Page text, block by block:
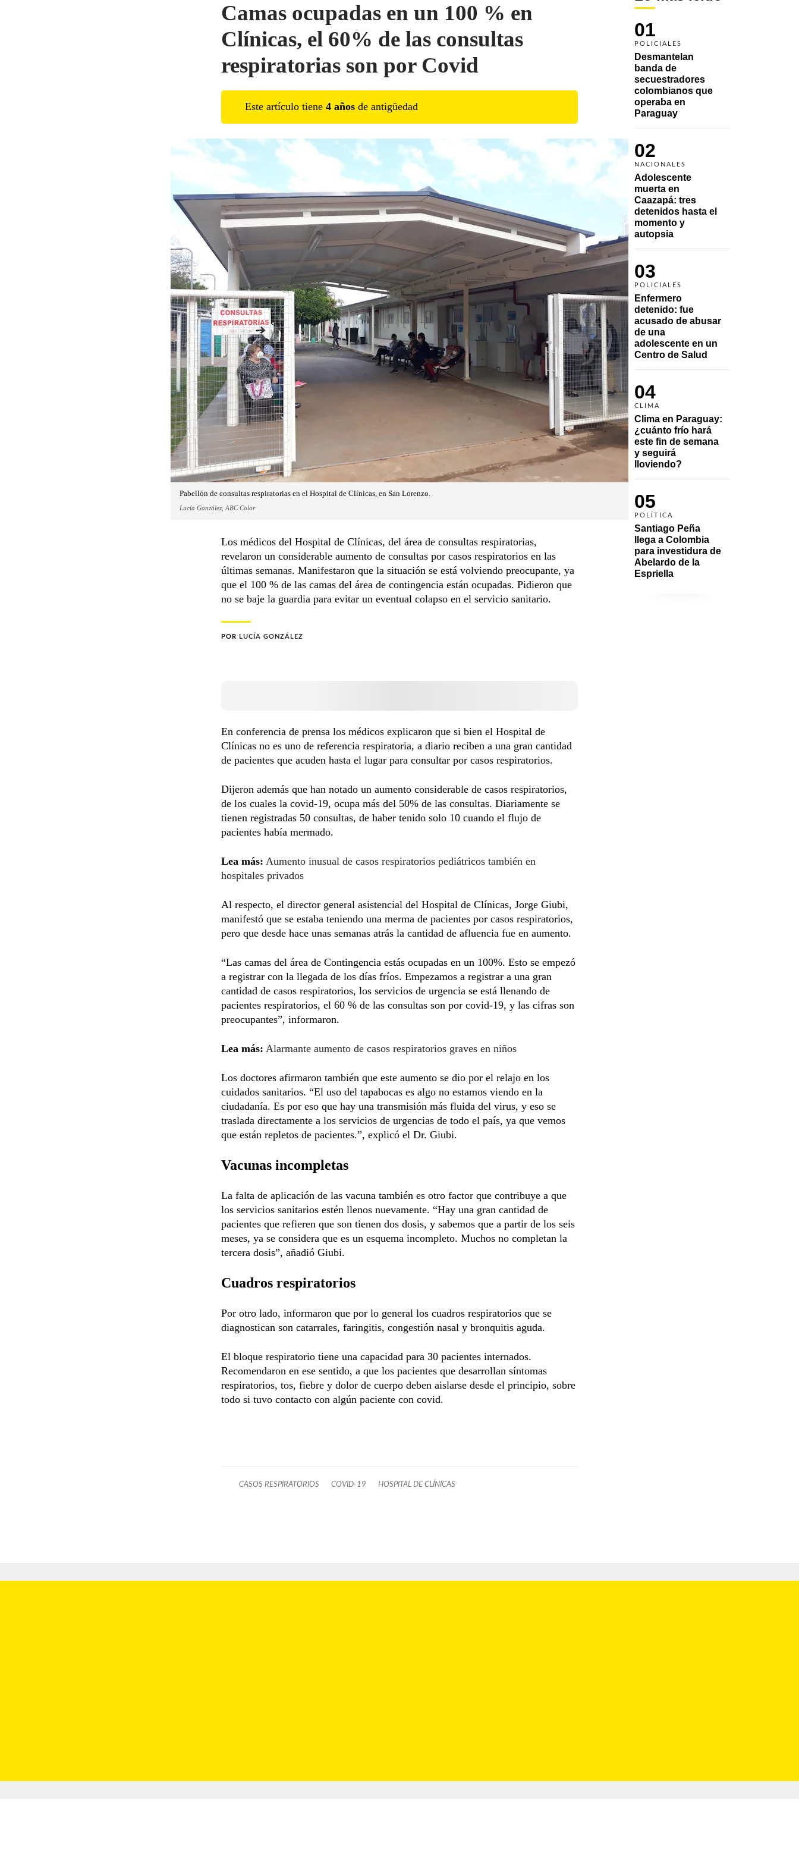
01
POLICIALES
Desmantelan
banda de
secuestradores
colombianos que
operaba en
Paraguay
02
NACIONALES
Adolescente
muerta en
Caazapá: tres
detenidos hasta el
momento y
autopsia
03
POLICIALES
Enfermero
detenido: fue
acusado de abusar
de una
adolescente en un
Centro de Salud
04
CLIMA
Clima en Paraguay:
¿cuánto frío hará
este fin de semana
y seguirá
lloviendo?
05
POLÍTICA
Santiago Peña
llega a Colombia
para investidura de
Abelardo de la
Espriella
Camas ocupadas en un 100 % en
Clínicas, el 60% de las consultas
respiratorias son por Covid
Este artículo tiene 4 años de antigüedad
Pabellón de consultas respiratorias en el Hospital de Clínicas, en San Lorenzo.
Lucía González, ABC Color
Los médicos del Hospital de Clínicas, del área de consultas respiratorias,
revelaron un considerable aumento de consultas por casos respiratorios en las
últimas semanas. Manifestaron que la situación se está volviendo preocupante, ya
que el 100 % de las camas del área de contingencia están ocupadas. Pidieron que
no se baje la guardia para evitar un eventual colapso en el servicio sanitario.
POR LUCÍA GONZÁLEZ
En conferencia de prensa los médicos explicaron que si bien el Hospital de
Clínicas no es uno de referencia respiratoria, a diario reciben a una gran cantidad
de pacientes que acuden hasta el lugar para consultar por casos respiratorios.
Dijeron además que han notado un aumento considerable de casos respiratorios,
de los cuales la covid-19, ocupa más del 50% de las consultas. Diariamente se
tienen registradas 50 consultas, de haber tenido solo 10 cuando el flujo de
pacientes había mermado.
Lea más: Aumento inusual de casos respiratorios pediátricos también en
hospitales privados
Al respecto, el director general asistencial del Hospital de Clínicas, Jorge Giubi,
manifestó que se estaba teniendo una merma de pacientes por casos respiratorios,
pero que desde hace unas semanas atrás la cantidad de afluencia fue en aumento.
“Las camas del área de Contingencia estás ocupadas en un 100%. Esto se empezó
a registrar con la llegada de los días fríos. Empezamos a registrar a una gran
cantidad de casos respiratorios, los servicios de urgencia se está llenando de
pacientes respiratorios, el 60 % de las consultas son por covid-19, y las cifras son
preocupantes”, informaron.
Lea más: Alarmante aumento de casos respiratorios graves en niños
Los doctores afirmaron también que este aumento se dio por el relajo en los
cuidados sanitarios. “El uso del tapabocas es algo no estamos viendo en la
ciudadanía. Es por eso que hay una transmisión más fluida del virus, y eso se
traslada directamente a los servicios de urgencias de todo el país, ya que vemos
que están repletos de pacientes.”, explicó el Dr. Giubi.
Vacunas incompletas
La falta de aplicación de las vacuna también es otro factor que contribuye a que
los servicios sanitarios estén llenos nuevamente. “Hay una gran cantidad de
pacientes que refieren que son tienen dos dosis, y sabemos que a partir de los seis
meses, ya se considera que es un esquema incompleto. Muchos no completan la
tercera dosis”, añadió Giubi.
Cuadros respiratorios
Por otro lado, informaron que por lo general los cuadros respiratorios que se
diagnostican son catarrales, faringitis, congestión nasal y bronquitis aguda.
El bloque respiratorio tiene una capacidad para 30 pacientes internados.
Recomendaron en ese sentido, a que los pacientes que desarrollan síntomas
respiratorios, tos, fiebre y dolor de cuerpo deben aislarse desde el principio, sobre
todo si tuvo contacto con algún paciente con covid.
CASOS RESPIRATORIOS COVID-19 HOSPITAL DE CLÍNICAS